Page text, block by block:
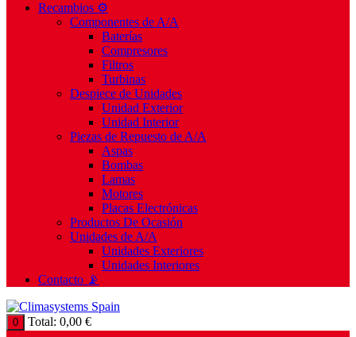
Recambios ⚙️
Componentes de A/A
Baterías
Compresores
Filtros
Turbinas
Despiece de Unidades
Unidad Exterior
Unidad Interior
Piezas de Repuesto de A/A
Aspas
Bombas
Lamas
Motores
Placas Electrónicas
Productos De Ocasión
Unidades de A/A
Unidades Exteriores
Unidades Interiores
Contacto 📡
0 Total: 0,00 €